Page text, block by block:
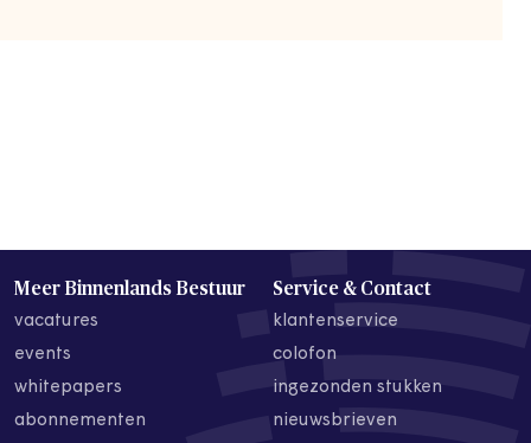
Meer Binnenlands Bestuur
vacatures
events
whitepapers
abonnementen
Service & Contact
klantenservice
colofon
ingezonden stukken
nieuwsbrieven